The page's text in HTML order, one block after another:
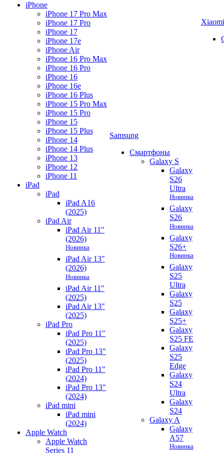
iPhone
iPhone 17 Pro Max
iPhone 17 Pro
iPhone 17
iPhone 17e
iPhone Air
iPhone 16 Pro Max
iPhone 16 Pro
iPhone 16
iPhone 16e
iPhone 16 Plus
iPhone 15 Pro Max
iPhone 15 Pro
iPhone 15
iPhone 15 Plus
iPhone 14
iPhone 14 Plus
iPhone 13
iPhone 12
iPhone 11
iPad
iPad
iPad A16
(2025)
iPad Air
iPad Air 11"
(2026)
Новинка
iPad Air 13"
(2026)
Новинка
iPad Air 11"
(2025)
iPad Air 13"
(2025)
iPad Pro
iPad Pro 11"
(2025)
iPad Pro 13"
(2025)
iPad Pro 11"
(2024)
iPad Pro 13"
(2024)
iPad mini
iPad mini
(2024)
Apple Watch
Apple Watch
Series 11
Samsung
Смартфоны
Galaxy S
Galaxy
S26
Ultra
Новинка
Galaxy
S26
Новинка
Galaxy
S26+
Новинка
Galaxy
S25
Ultra
Galaxy
S25
Galaxy
S25+
Galaxy
S25 FE
Galaxy
S25
Edge
Galaxy
S24
Ultra
Galaxy
S24
Galaxy A
Galaxy
A57
Новинка
Xiaomi